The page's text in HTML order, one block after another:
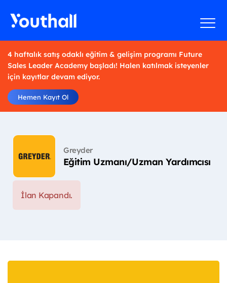
4 haftalık satış odaklı eğitim & gelişim programı Future
Sales Leader Academy başladı! Halen katılmak isteyenler
için kayıtlar devam ediyor.
Hemen Kayıt Ol
Greyder
Eğitim Uzmanı/Uzman Yardımcısı
İlan Kapandı.